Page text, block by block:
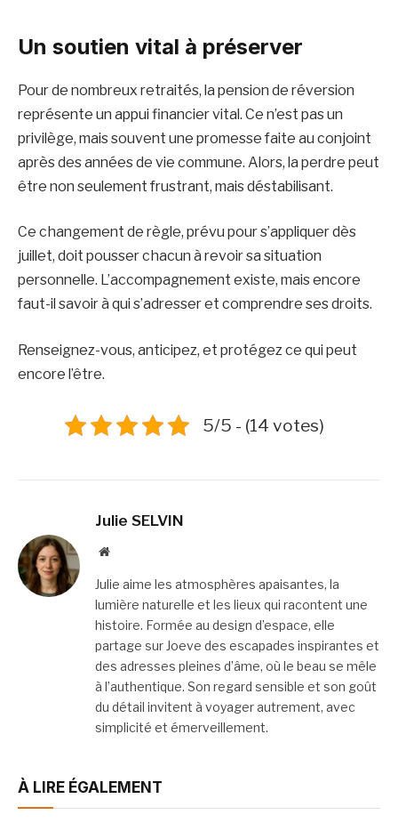
Un soutien vital à préserver
Pour de nombreux retraités, la pension de réversion
représente un appui financier vital. Ce n’est pas un
privilège, mais souvent une promesse faite au conjoint
après des années de vie commune. Alors, la perdre peut
être non seulement frustrant, mais déstabilisant.
Ce changement de règle, prévu pour s’appliquer dès
juillet, doit pousser chacun à revoir sa situation
personnelle. L’accompagnement existe, mais encore
faut-il savoir à qui s’adresser et comprendre ses droits.
Renseignez-vous, anticipez, et protégez ce qui peut
encore l’être.
5/5 - (14 votes)
Julie SELVIN
Website
Julie aime les atmosphères apaisantes, la
lumière naturelle et les lieux qui racontent une
histoire. Formée au design d’espace, elle
partage sur Joeve des escapades inspirantes et
des adresses pleines d’âme, où le beau se mêle
à l’authentique. Son regard sensible et son goût
du détail invitent à voyager autrement, avec
simplicité et émerveillement.
À LIRE ÉGALEMENT